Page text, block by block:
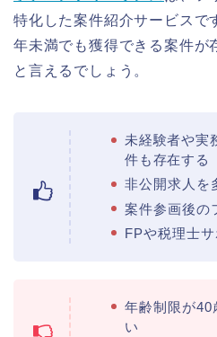
特化した案件紹介サービスで
年未満でも獲得できる案件が
と言えるでしょう。
未経験者や実
件も存在する
非公開求人を
案件参画後の
FPや税理士
年齢制限が40
い